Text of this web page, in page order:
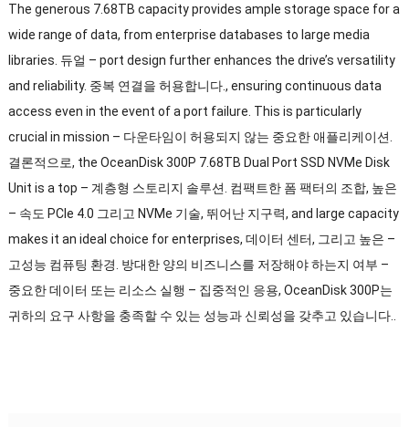
The generous 7.68TB capacity provides ample storage space for a
wide range of data, from enterprise databases to large media
libraries . 듀얼 – port design further enhances the drive’s versatility
and reliability. 중복 연결을 허용합니다., ensuring continuous data
access even in the event of a port failure This is particularly
crucial in mission – 다운타임이 허용되지 않는 중요한 애플리케이션.
결론적으로, the OceanDisk 300P 7.68TB Dual Port SSD NVMe Disk
Unit is a top – 계층형 스토리지 솔루션. 컴팩트한 폼 팩터의 조합, 높은
– 속도 PCIe 4.0 그리고 NVMe 기술, 뛰어난 지구력, and large capacity
makes it an ideal choice for enterprises, 데이터 센터, 그리고 높은 –
고성능 컴퓨팅 환경. 방대한 양의 비즈니스를 저장해야 하는지 여부 –
중요한 데이터 또는 리소스 실행 – 집중적인 응용, OceanDisk 300P는
귀하의 요구 사항을 충족할 수 있는 성능과 신뢰성을 갖추고 있습니다..